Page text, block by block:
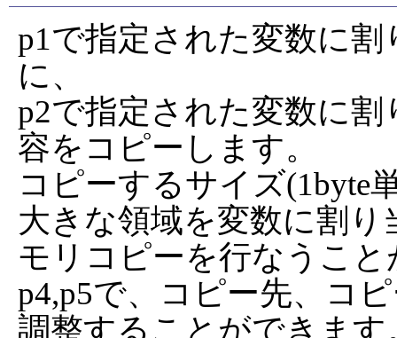
p1で指定された変数に
に、
p2で指定された変数に
容をコピーします。
コピーするサイズ(1byte
大きな領域を変数に割
モリコピーを行なうこ
p4,p5で、コピー先、コ
調整することができます